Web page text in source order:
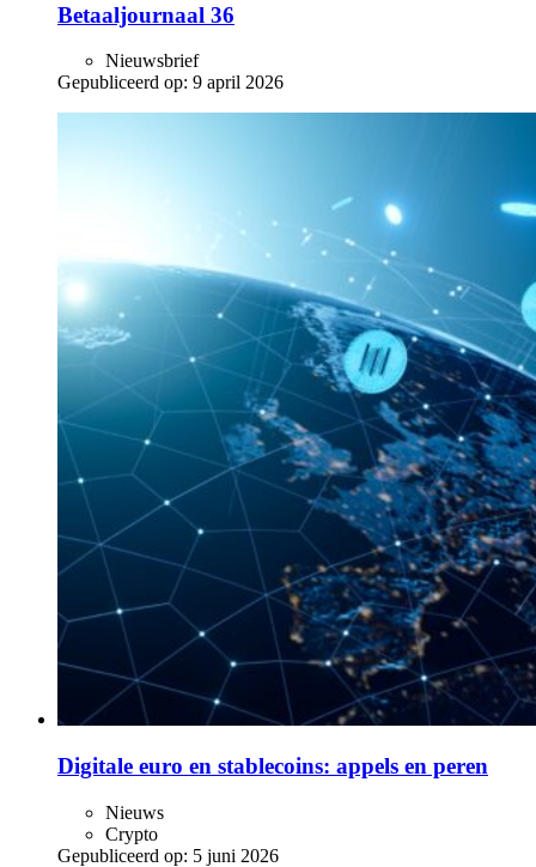
Betaaljournaal 36
Nieuwsbrief
Gepubliceerd op: 9 april 2026
Digitale euro en stablecoins: appels en peren
Nieuws
Crypto
Gepubliceerd op: 5 juni 2026